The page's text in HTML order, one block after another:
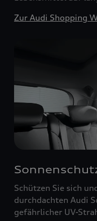
Zur Audi Shopping
Schützen Sie sich
durchdachten Audi
gefährlicher UV-